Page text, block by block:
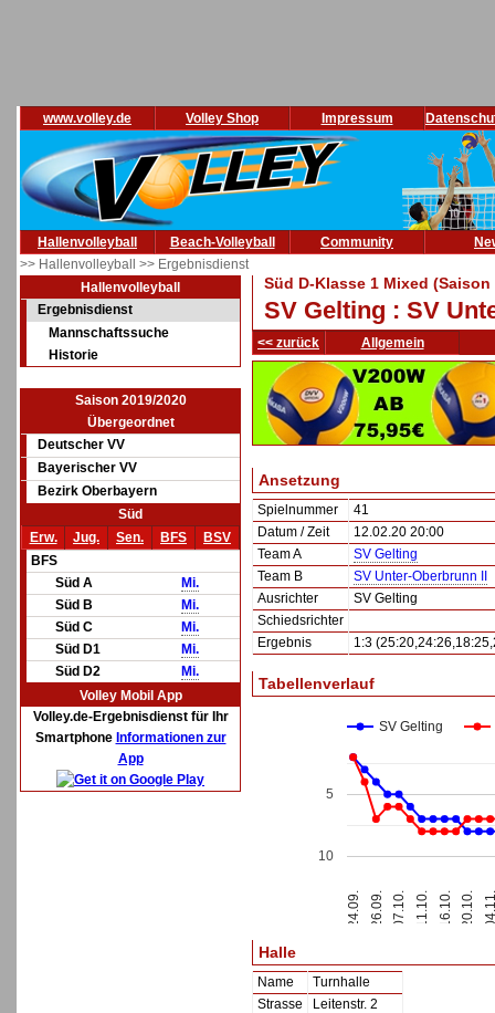
www.volley.de Volley Shop Impressum
Hallenvolleyball Beach-Volleyball Community
>> Hallenvolleyball >> Ergebnisdienst
Hallenvolleyball
Ergebnisdienst
Mannschaftssuche
Historie
Saison 2019/2020
Übergeordnet
Deutscher VV
Bayerischer VV
Bezirk Oberbayern
Süd
Erw.
Jug. Sen. BFS
BSV
BFS
Süd A
Mi.
Süd B
Mi.
Süd C
Mi.
Süd D1
Mi.
Süd D2
Mi.
Volley Mobil App
Volley.de-Ergebnisdienst für Ihr
Smartphone Informationen zur
App
Süd D-Klasse 1 Mixed (Saison
SV Gelting : SV
<< zurück Allgemein
Ansetzung
Spielnummer
41
Datum / Zeit
12.02.20 20:00
Team A
SV Gelting
Team B
SV Unter-Oberbrunn II
Ausrichter
SV Gelting
Schiedsrichter
Ergebnis
1:3
Tabellenverlauf
SV Gelting
24.09. 26.09. 07.10. 11.10. 16.10. 20.10.
5
10
Halle
Name
Turnhalle
Strasse
Leitenstr. 2